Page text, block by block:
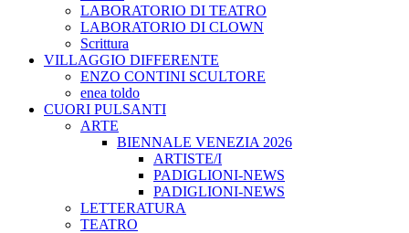
LABORATORIO DI TEATRO
LABORATORIO DI CLOWN
Scrittura
VILLAGGIO DIFFERENTE
ENZO CONTINI SCULTORE
enea toldo
CUORI PULSANTI
ARTE
BIENNALE VENEZIA 2026
ARTISTE/I
PADIGLIONI-NEWS
PADIGLIONI-NEWS
LETTERATURA
TEATRO